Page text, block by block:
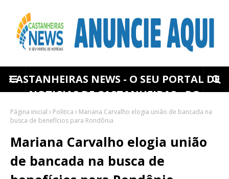
CASTANHEIRAS NEWS - O SEU PORTAL DE
NOTICIAS DE CASTANHEIRAS - RO
Página inicial Politica
Mariana Carvalho elogia união de bancada na
busca de benefícios para Rondônia
Mariana Carvalho elogia união
de bancada na busca de